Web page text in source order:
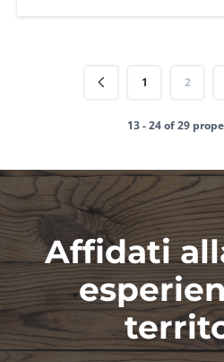
1 2
13 - 24 of 29
Affidati